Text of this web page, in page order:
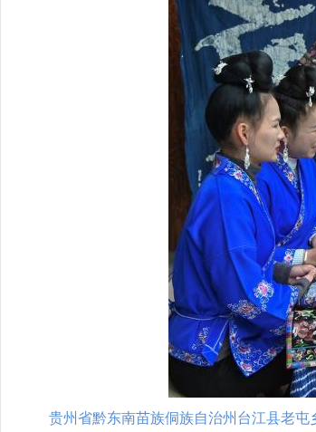
贵州省黔东南苗族侗族自治州台江县老屯